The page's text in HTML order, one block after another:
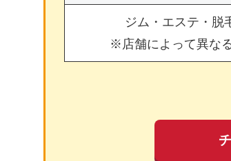
ジム・エステ・脱
※店舗によって異な